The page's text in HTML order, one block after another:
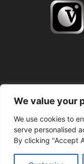
We value your
We use cookies to
serve personalised
By clicking "Accept